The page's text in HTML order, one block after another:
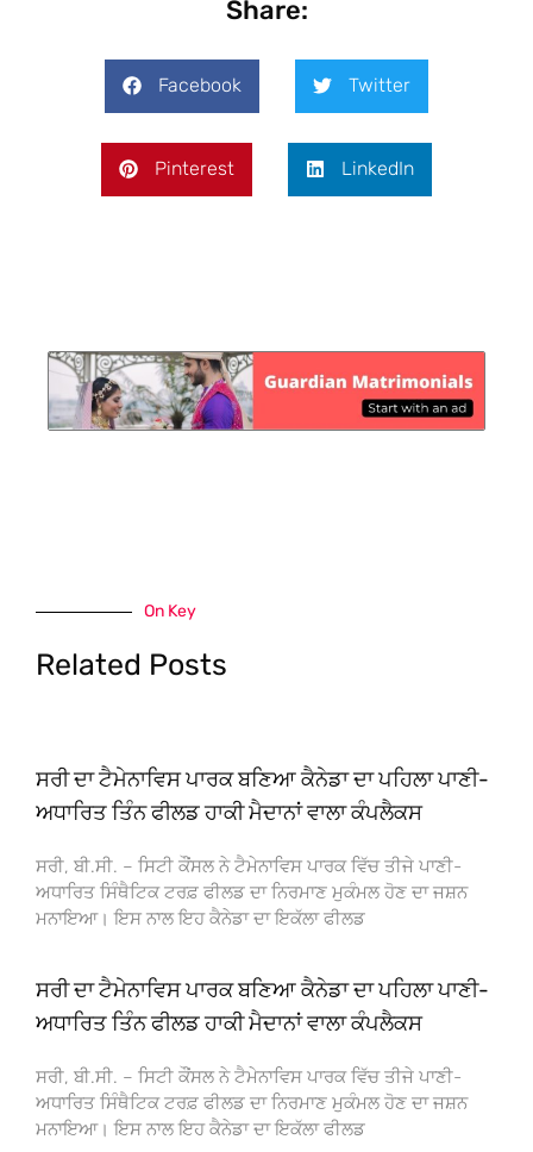
Share:
Facebook Twitter
Pinterest LinkedIn
On Key
Related Posts
ਸਰੀ ਦਾ ਟੈਮੇਨਾਵਿਸ ਪਾਰਕ ਬਣਿਆ ਕੈਨੇਡਾ ਦਾ ਪਹਿਲਾ ਪਾਣੀ-
ਅਧਾਰਿਤ ਤਿੰਨ ਫੀਲਡ ਹਾਕੀ ਮੈਦਾਨਾਂ ਵਾਲਾ ਕੰਪਲੈਕਸ
ਸਰੀ, ਬੀ.ਸੀ. – ਸਿਟੀ ਕੌਂਸਲ ਨੇ ਟੈਮੇਨਾਵਿਸ ਪਾਰਕ ਵਿੱਚ ਤੀਜੇ ਪਾਣੀ-
ਅਧਾਰਿਤ ਸਿੰਥੈਟਿਕ ਟਰਫ਼ ਫੀਲਡ ਦਾ ਨਿਰਮਾਣ ਮੁਕੰਮਲ ਹੋਣ ਦਾ ਜਸ਼ਨ
ਮਨਾਇਆ। ਇਸ ਨਾਲ ਇਹ ਕੈਨੇਡਾ ਦਾ ਇਕੱਲਾ ਫੀਲਡ
ਸਰੀ ਦਾ ਟੈਮੇਨਾਵਿਸ ਪਾਰਕ ਬਣਿਆ ਕੈਨੇਡਾ ਦਾ ਪਹਿਲਾ ਪਾਣੀ-
ਅਧਾਰਿਤ ਤਿੰਨ ਫੀਲਡ ਹਾਕੀ ਮੈਦਾਨਾਂ ਵਾਲਾ ਕੰਪਲੈਕਸ
ਸਰੀ, ਬੀ.ਸੀ. – ਸਿਟੀ ਕੌਂਸਲ ਨੇ ਟੈਮੇਨਾਵਿਸ ਪਾਰਕ ਵਿੱਚ ਤੀਜੇ ਪਾਣੀ-
ਅਧਾਰਿਤ ਸਿੰਥੈਟਿਕ ਟਰਫ਼ ਫੀਲਡ ਦਾ ਨਿਰਮਾਣ ਮੁਕੰਮਲ ਹੋਣ ਦਾ ਜਸ਼ਨ
ਮਨਾਇਆ। ਇਸ ਨਾਲ ਇਹ ਕੈਨੇਡਾ ਦਾ ਇਕੱਲਾ ਫੀਲਡ